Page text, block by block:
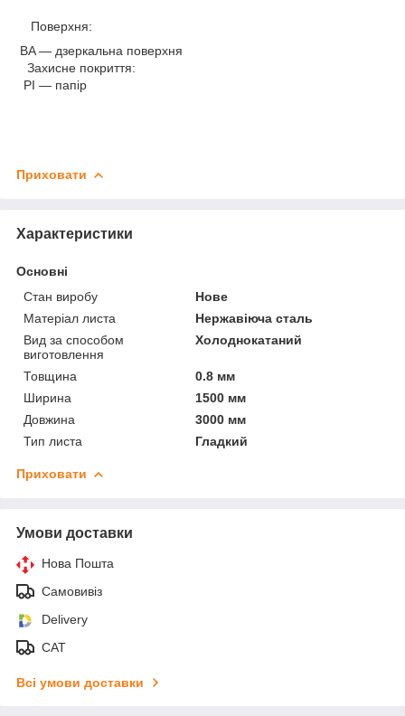
Поверхня:
BA — дзеркальна поверхня
Захисне покриття:
PI — папір
Приховати
Характеристики
Основні
Стан виробу
Нове
Матеріал листа
Нержавіюча сталь
Вид за способом
виготовлення
Холоднокатаний
Товщина
0.8 мм
Ширина
1500 мм
Довжина
3000 мм
Тип листа
Гладкий
Приховати
Умови доставки
Нова Пошта
Самовивіз
Delivery
САТ
Всі умови доставки